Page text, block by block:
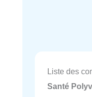
Liste des
Santé